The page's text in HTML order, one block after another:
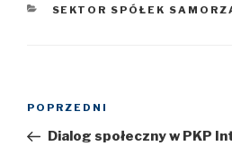
KATEGORIE
SEKTOR SPÓŁEK
Nawigacja
Poprzedni
wpis
POPRZEDNI
Dialog społeczny w PKP